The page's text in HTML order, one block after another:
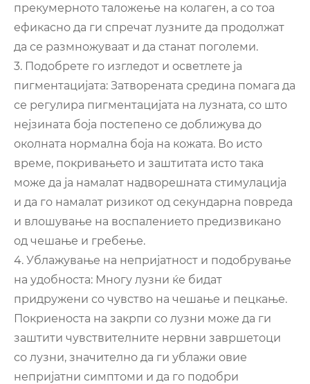
прекумерното таложење на колаген, а со тоа
ефикасно да ги спречат лузните да продолжат
да се размножуваат и да станат поголеми.
3. Подобрете го изгледот и осветлете ја
пигментацијата: Затворената средина помага да
се регулира пигментацијата на лузната, со што
нејзината боја постепено се доближува до
околната нормална боја на кожата. Во исто
време, покривањето и заштитата исто така
може да ја намалат надворешната стимулација
и да го намалат ризикот од секундарна повреда
и влошување на воспалението предизвикано
од чешање и гребење.
4. Ублажување на непријатност и подобрување
на удобноста: Многу лузни ќе бидат
придружени со чувство на чешање и пецкање.
Покриеноста на закрпи со лузни може да ги
заштити чувствителните нервни завршетоци
со лузни, значително да ги ублажи овие
непријатни симптоми и да го подобри